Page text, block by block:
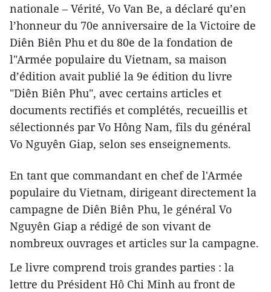
nationale – Vérité, Vo Van Be, a déclaré qu’en
l’honneur du 70e anniversaire de la Victoire de
Diên Biên Phu et du 80e de la fondation de
l"Armée populaire du Vietnam, sa maison
d’édition avait publié la 9e édition du livre
"Diên Biên Phu", avec certains articles et
documents rectifiés et complétés, recueillis et
sélectionnés par Vo Hông Nam, fils du général
Vo Nguyên Giap, selon ses enseignements.
En tant que commandant en chef de l'Armée
populaire du Vietnam, dirigeant directement la
campagne de Diên Biên Phu, le général Vo
Nguyên Giap a rédigé de son vivant de
nombreux ouvrages et articles sur la campagne.
Le livre comprend trois grandes parties : la
lettre du Président Hô Chi Minh au front de